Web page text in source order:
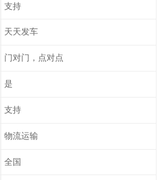
支持
天天发车
门对门，点对点
是
支持
物流运输
全国